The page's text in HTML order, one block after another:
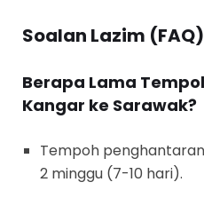
Soalan Lazim (FAQ)
Berapa Lama
Kangar ke Sarawak?
Tempoh
2 minggu (7-10 hari).